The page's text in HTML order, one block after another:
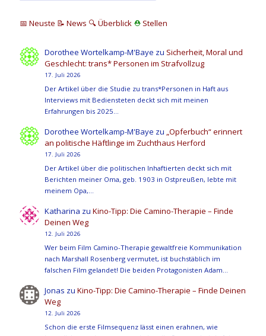
📅 Neuste 📝 News 🔍 Überblick ⛑ Stellen
Dorothee Wortelkamp-M'Baye zu Sicherheit, Moral und
Geschlecht: trans* Personen im Strafvollzug
17. Juli 2026
Der Artikel über die Studie zu trans*Personen in Haft aus
Interviews mit Bediensteten deckt sich mit meinen
Erfahrungen bis 2025…
Dorothee Wortelkamp-M'Baye zu „Opferbuch“ erinnert
an politische Häftlinge im Zuchthaus Herford
17. Juli 2026
Der Artikel über die politischen Inhaftierten deckt sich mit
Berichten meiner Oma, geb. 1903 in Ostpreußen, lebte mit
meinem Opa,…
Katharina zuKino-Tipp: Die Camino-Therapie – Finde
Deinen Weg
12. Juli 2026
Wer beim Film Camino-Therapie gewaltfreie Kommunikation
nach Marshall Rosenberg vermutet, ist buchstäblich im
falschen Film gelandet! Die beiden Protagonisten Adam…
Jonas zuKino-Tipp: Die Camino-Therapie – Finde Deinen
Weg
12. Juli 2026
Schon die erste Filmsequenz lässt einen erahnen, wie